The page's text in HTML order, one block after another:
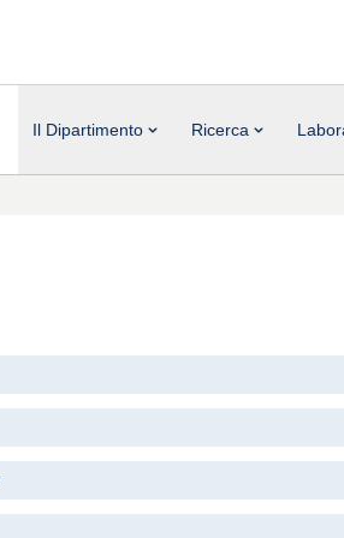
Il Dipartimento Ricerca